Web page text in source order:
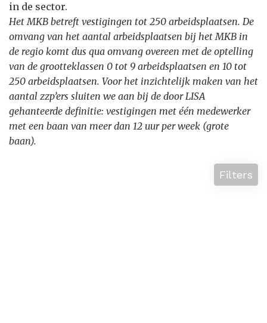
in de sector.
Het MKB betreft vestigingen tot 250 arbeidsplaatsen. De
omvang van het aantal arbeidsplaatsen bij het MKB in
de regio komt dus qua omvang overeen met de optelling
van de grootteklassen 0 tot 9 arbeidsplaatsen en 10 tot
250 arbeidsplaatsen. Voor het inzichtelijk maken van het
aantal zzp’ers sluiten we aan bij de door LISA
gehanteerde definitie: vestigingen met één medewerker
met een baan van meer dan 12 uur per week (grote
baan).
Filters